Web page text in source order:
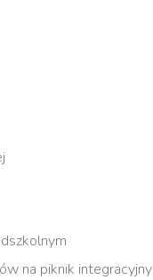
na piknik integracyjny